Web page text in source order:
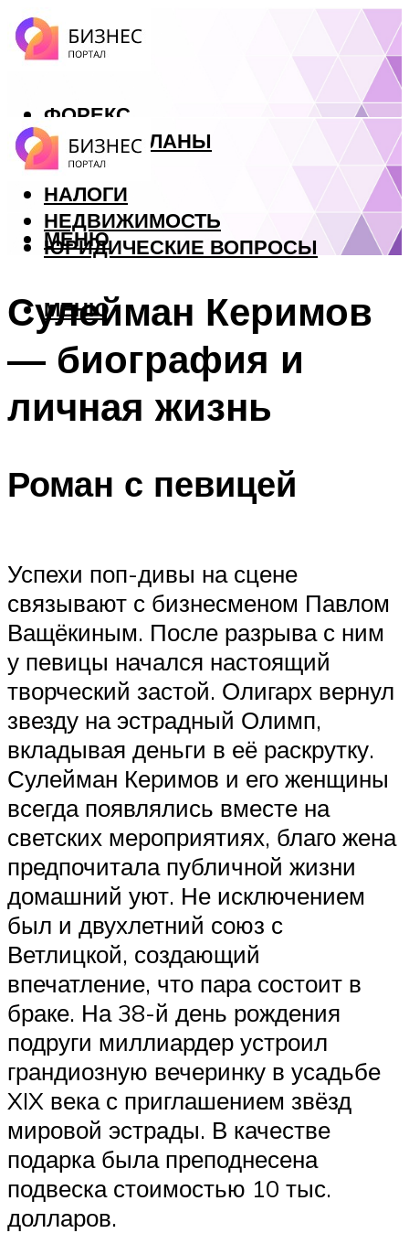
ФОРЕКС
БИЗНЕС ПЛАНЫ
КРЕДИТЫ
НАЛОГИ
НЕДВИЖИМОСТЬ
ЮРИДИЧЕСКИЕ ВОПРОСЫ
МЕНЮ
МЕНЮ
Сулейман Керимов
— биография и
личная жизнь
Роман с певицей
Успехи поп-дивы на сцене
связывают с бизнесменом Павлом
Ващёкиным. После разрыва с ним
у певицы начался настоящий
творческий застой. Олигарх вернул
звезду на эстрадный Олимп,
вкладывая деньги в её раскрутку.
Сулейман Керимов и его женщины
всегда появлялись вместе на
светских мероприятиях, благо жена
предпочитала публичной жизни
домашний уют. Не исключением
был и двухлетний союз с
Ветлицкой, создающий
впечатление, что пара состоит в
браке. На 38-й день рождения
подруги миллиардер устроил
грандиозную вечеринку в усадьбе
XIX века с приглашением звёзд
мировой эстрады. В качестве
подарка была преподнесена
подвеска стоимостью 10 тыс.
долларов.